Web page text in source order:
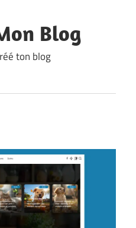
Blog
ton blog